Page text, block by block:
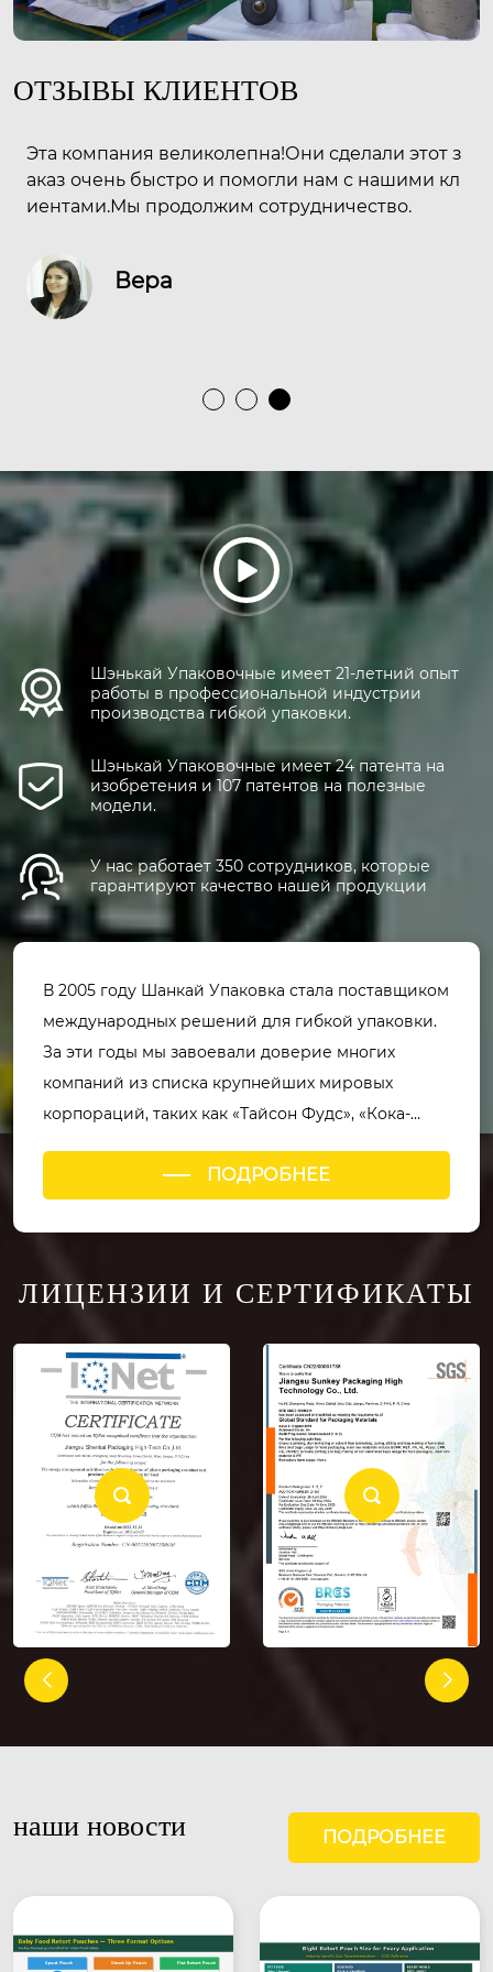
ОТЗЫВЫ КЛИЕНТОВ
Эта компания великолепна!Они сделали этот з
аказ очень быстро и помогли нам с нашими кл
иентами.Мы продолжим сотрудничество.
Вера

Шэнькай Упаковочные имеет 21-летний опыт
работы в профессиональной индустрии
производства гибкой упаковки.
Шэнькай Упаковочные имеет 24 патента на
изобретения и 107 патентов на полезные
модели.
У нас работает 350 сотрудников, которые
гарантируют качество нашей продукции
В 2005 году Шанкай Упаковка стала поставщиком
международных решений для гибкой упаковки.
За эти годы мы завоевали доверие многих
компаний из списка крупнейших мировых
корпораций, таких как «Тайсон Фудс», «Кока-
«3М», «Дюпон» и других. Мы получили
сертификат социальной ответственности Disney,
экологический сертификат Sony и установили
отношения с этими компаниями, которые
услугами в области гибкой упаковки.
ПОДРОБНЕЕ
ЛИЦЕНЗИИ И СЕРТИФИКАТЫ
 
наши новости ПОДРОБНЕЕ